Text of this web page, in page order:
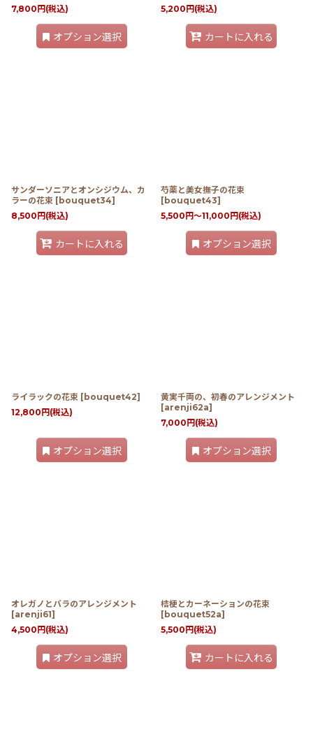
7,800 円 (税込)
オプション選択
5,200 円 (税込)
カートに入れる
サンダーソニアとオンシジウム、カ
ラーの花束 [ bouquet34]
8,500 円 (税込)
カートに入れる
芍薬と美女撫子の花束
[ bouquet43]
5,500 円～11,000 円 (税込)
オプション選択
ライラックの花束 [ bouquet42]
12,800 円 (税込)
オプション選択
黄実千両の、初春のアレンジメント
[arenji62a]
7,000 円 (税込)
オプション選択
オレガノとバラのアレンジメント
[arenji61]
4,500 円 (税込)
オプション選択
桔梗とカーネーションの花束
[ bouquet52a]
5,500 円 (税込)
カートに入れる